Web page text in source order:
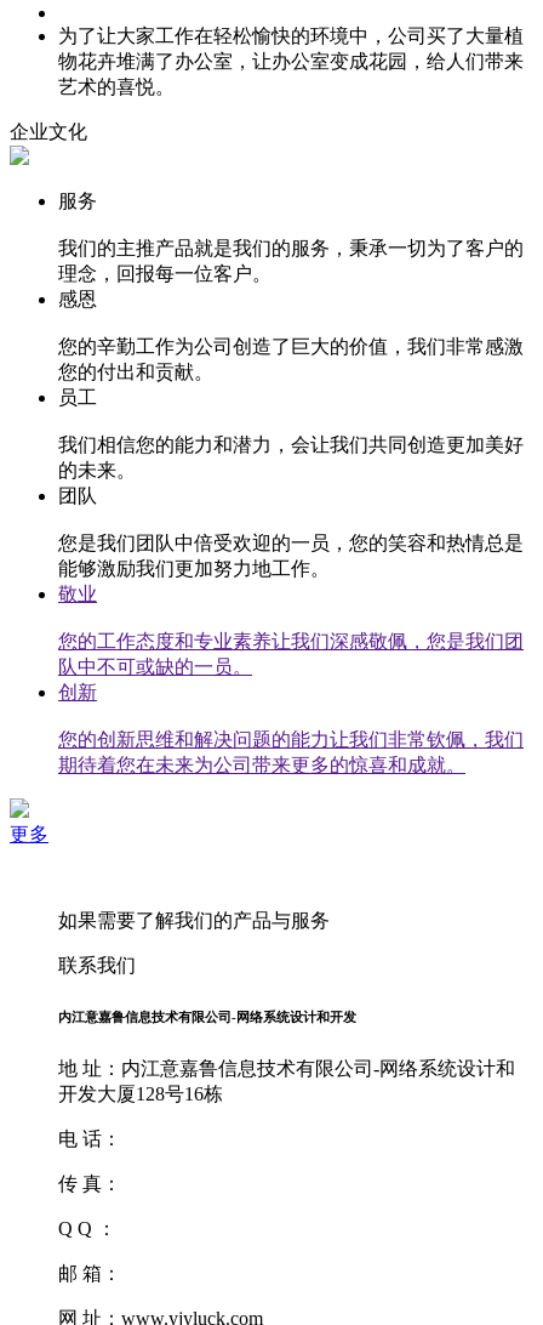
为了让大家工作在轻松愉快的环境中，公司买了大量植
物花卉堆满了办公室，让办公室变成花园，给人们带来
艺术的喜悦。
企业文化
服务
我们的主推产品就是我们的服务，秉承一切为了客户的
理念，回报每一位客户。
感恩
您的辛勤工作为公司创造了巨大的价值，我们非常感激
您的付出和贡献。
员工
我们相信您的能力和潜力，会让我们共同创造更加美好
的未来。
团队
您是我们团队中倍受欢迎的一员，您的笑容和热情总是
能够激励我们更加努力地工作。
敬业
您的工作态度和专业素养让我们深感敬佩，您是我们团
队中不可或缺的一员。
创新
您的创新思维和解决问题的能力让我们非常钦佩，我们
期待着您在未来为公司带来更多的惊喜和成就。
更多
如果需要了解我们的产品与服务
联系我们
内江意嘉鲁信息技术有限公司-网络系统设计和开发
地 址：内江意嘉鲁信息技术有限公司-网络系统设计和
开发大厦128号16栋
电 话：
传 真：
Q Q ：
邮 箱：
网 址：www.yjyluck.com